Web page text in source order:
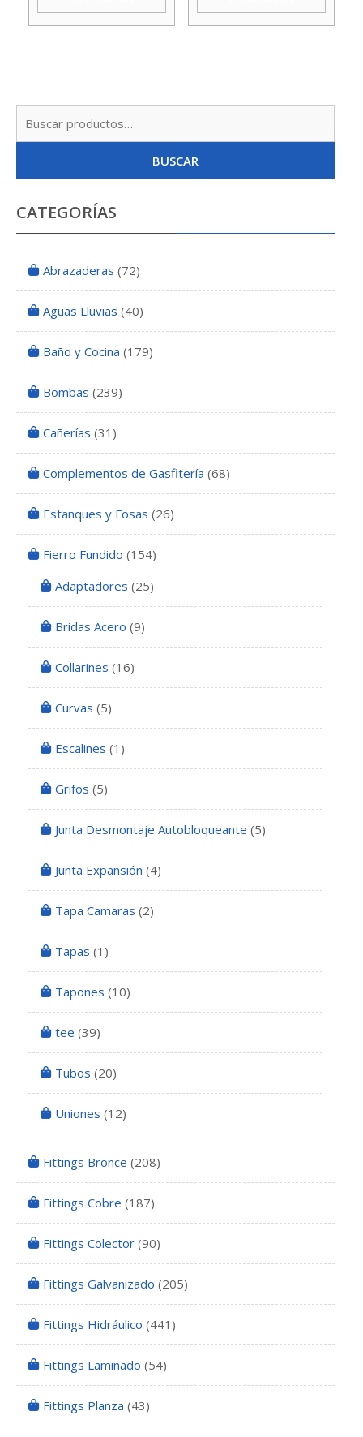
BUSCAR
CATEGORÍAS
Abrazaderas (72)
Aguas Lluvias (40)
Baño y Cocina (179)
Bombas (239)
Cañerías (31)
Complementos de Gasfitería (68)
Estanques y Fosas (26)
Fierro Fundido (154)
Adaptadores (25)
Bridas Acero (9)
Collarines (16)
Curvas (5)
Escalines (1)
Grifos (5)
Junta Desmontaje Autobloqueante (5)
Junta Expansión (4)
Tapa Camaras (2)
Tapas (1)
Tapones (10)
tee (39)
Tubos (20)
Uniones (12)
Fittings Bronce (208)
Fittings Cobre (187)
Fittings Colector (90)
Fittings Galvanizado (205)
Fittings Hidráulico (441)
Fittings Laminado (54)
Fittings Planza (43)